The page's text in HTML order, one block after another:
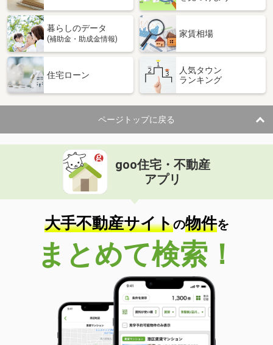
暮らしのデータ
(補助金・助成金情報)
家賃相場
住宅ローン
人気タウン
ランキング
ページトップに戻る
goo住宅・不動産
アプリ
大手不動産サイトの物件を
まとめて検索！